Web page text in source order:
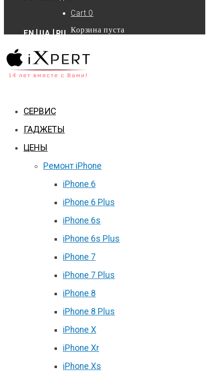
EN UA RU
Cart 0
Корзина пуста
СЕРВИС
ГАДЖЕТЫ
ЦЕНЫ
Ремонт iPhone
iPhone 6
iPhone 6 Plus
iPhone 6s
iPhone 6s Plus
iPhone 7
iPhone 7 Plus
iPhone 8
iPhone 8 Plus
iPhone X
iPhone Xr
iPhone Xs